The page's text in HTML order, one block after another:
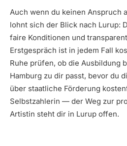
Auch wenn du keinen Anspruch
lohnt sich der Blick nach Lurup:
faire Konditionen und
Erstgespräch ist in jedem Fall
Ruhe prüfen, ob die Ausbildung
Hamburg zu dir passt, bevor du
über staatliche Förderung
Selbstzahlerin — der Weg zur
Artistin steht dir in Lurup offen.